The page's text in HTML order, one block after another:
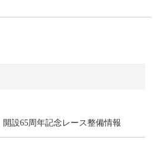
設65周年記念レース整備情報